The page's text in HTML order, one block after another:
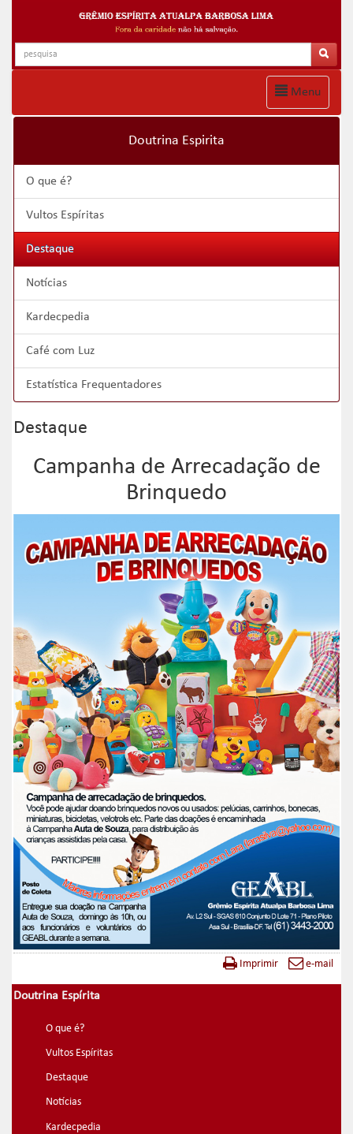
Menu
Doutrina Espirita
O que é?
Vultos Espíritas
Destaque
Notícias
Kardecpedia
Café com Luz
Estatística Frequentadores
Destaque
Campanha de Arrecadação de
Brinquedo
Imprimir e-mail
Doutrina Espírita
O que é?
Vultos Espíritas
Destaque
Notícias
Kardecpedia